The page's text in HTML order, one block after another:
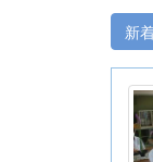
新